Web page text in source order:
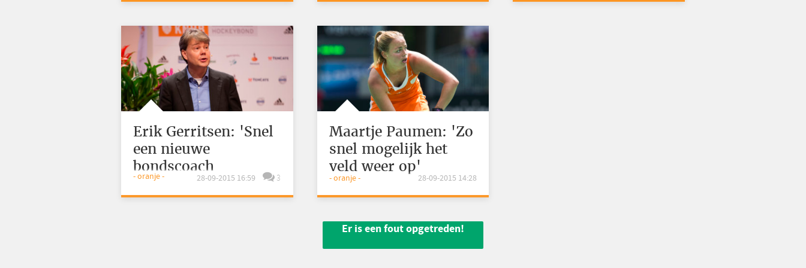
Erik Gerritsen: 'Snel
een nieuwe
bondscoach
aanstellen'
- oranje - 28-09-2015 16:59 3
Maartje Paumen: 'Zo
snel mogelijk het
veld weer op'
- oranje - 28-09-2015 14:28
Er is een fout opgetreden!